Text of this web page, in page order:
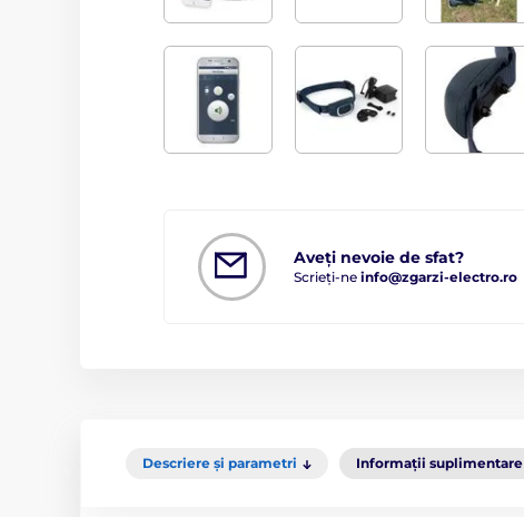
Aveți nevoie de sfat?
Scrieți-ne info@zgarzi-electro.ro
Descriere și parametri Informații suplimentare